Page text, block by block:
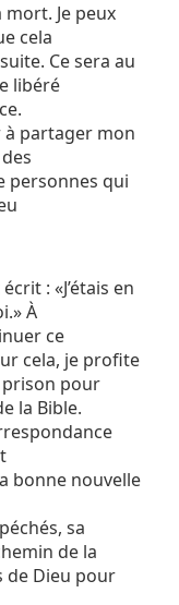
mort. Je peux
cela
Ce sera au
libéré
à partager mon
personnes qui
: «J’étais en
À
ce
cela, je profite
pour
la Bible.
bonne nouvelle
sa
de la
de Dieu pour